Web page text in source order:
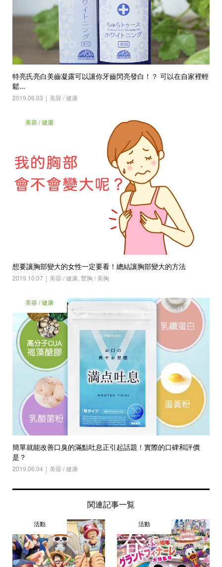
特亮氏亮白美齒凝露可以讓你牙齒閃亮發白！？ 可以在自家裡輕
鬆...
2019.06.03 美容 / 健康
美容 / 健康
想要讓胸部變大的女性一定要看！總結讓胸部變大的方法
2019.10.07 美容 / 健康, 豐胸 / 美胸
美容 / 健康
簡單就能改善口臭的滿點吐息正引起話題！實際的口碑和評價
是？
2019.06.04 美容 / 健康
関連記事一覧
活動 活動